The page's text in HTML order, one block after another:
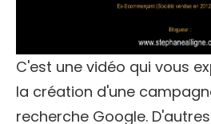
C'est une vidéo qui vous
la création d'une
recherche Google.